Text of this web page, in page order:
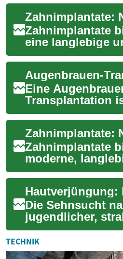
Zahnimplantate
eine langlebige
ästhetische
klassischen
Brücken. Als kü...
Eine
Transplantation
spezialisierter
Eingriff, der
dünnen oder
Zahnimplantate
moderne,
Alternative zu
Zahnersatz.
Die Sehnsucht
jugendlicher,
Haut ist ein
Anliegen. In der
bietet die
TECHNIK